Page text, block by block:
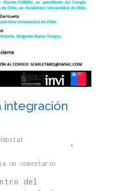
integración
un comentario
del